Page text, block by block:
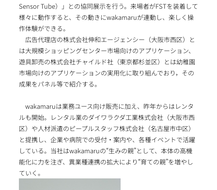
Sensor Tube）」との協同展示を行う。来場者がFSTを装着して
様々に動作すると、その動きにwakamaruが連動し、楽しく操
作体験ができる。
広告代理店の株式会社伸和エージェンシー（大阪市西区）と
は大規模ショッピングセンター市場向けのアプリケーション、
遊具卸売の株式会社チャイルド社（東京都杉並区）とは幼稚園
市場向けのアプリケーションの実用化に取り組んでおり，その
成果をパネル等で紹介する。
wakamaruは業務ユース向け販売に加え、昨年からはレンタ
ルも開始。レンタル業のダイワラクダ工業株式会社（大阪市西
区）や人材派遣のピープルスタッフ株式会社（名古屋市中区）
と提携し、企業や病院での受付・案内や、各種イベントで活躍
している。当社はwakamaruの“生みの親”として、本体の高機
能化に力を注ぎ、異業種連携の拡大により“育ての親”を増やし
ていく。